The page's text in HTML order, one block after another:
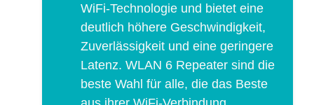
WiFi-Technologie und bietet eine
deutlich höhere Geschwindigkeit,
Zuverlässigkeit und eine geringere
Latenz. WLAN 6 Repeater sind die
beste Wahl für alle, die das Beste